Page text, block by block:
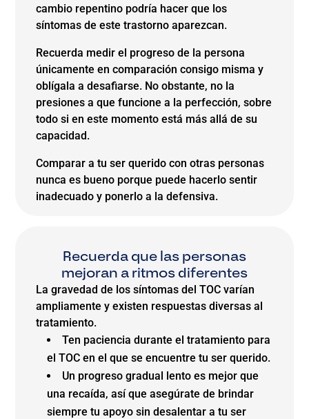
cambio repentino podría hacer que los
síntomas de este trastorno aparezcan.
Recuerda medir el progreso de la persona
únicamente en comparación consigo misma y
oblígala a desafiarse. No obstante, no la
presiones a que funcione a la perfección, sobre
todo si en este momento está más allá de su
capacidad.
Comparar a tu ser querido con otras personas
nunca es bueno porque puede hacerlo sentir
inadecuado y ponerlo a la defensiva.
Recuerda que las personas
mejoran a ritmos diferentes
La gravedad de los síntomas del TOC varían
ampliamente y existen respuestas diversas al
tratamiento.
Ten paciencia durante el tratamiento para
el TOC en el que se encuentre tu ser querido.
Un progreso gradual lento es mejor que
una recaída, así que asegúrate de brindar
siempre tu apoyo sin desalentar a tu ser